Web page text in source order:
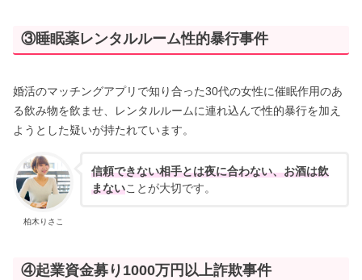
③睡眠薬レンタルルーム性的暴行事件
婚活のマッチングアプリで知り合った30代の女性に催眠作用のあ
る飲み物を飲ませ、レンタルルームに連れ込んで性的暴行を加え
ようとした疑いが持たれています。
柏木りさこ
信頼できない相手とは夜に合わない、お酒は飲
まないことが大切です。
④起業資金募り1000万円以上詐欺事件